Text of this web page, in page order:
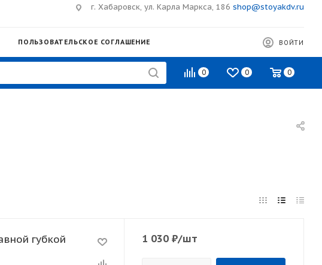
г. Хабаровск, ул. Карла Маркса, 186 shop@stoyakdv.ru
ПОЛЬЗОВАТЕЛЬСКОЕ СОГЛАШЕНИЕ ВОЙТИ
0 0 0
губкой
1 030 ₽/шт